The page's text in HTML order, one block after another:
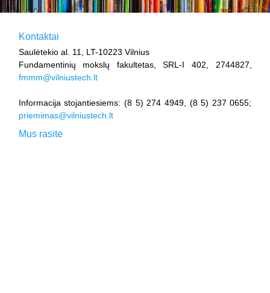
Kontaktai
Saulėtekio al. 11, LT-10223 Vilnius
Fundamentinių mokslų fakultetas, SRL-I 402, 2744827,
fmmm@vilniustech.lt
Informacija stojantiesiems: (8 5) 274 4949, (8 5) 237 0655;
priemimas@vilniustech.lt
Mus rasite